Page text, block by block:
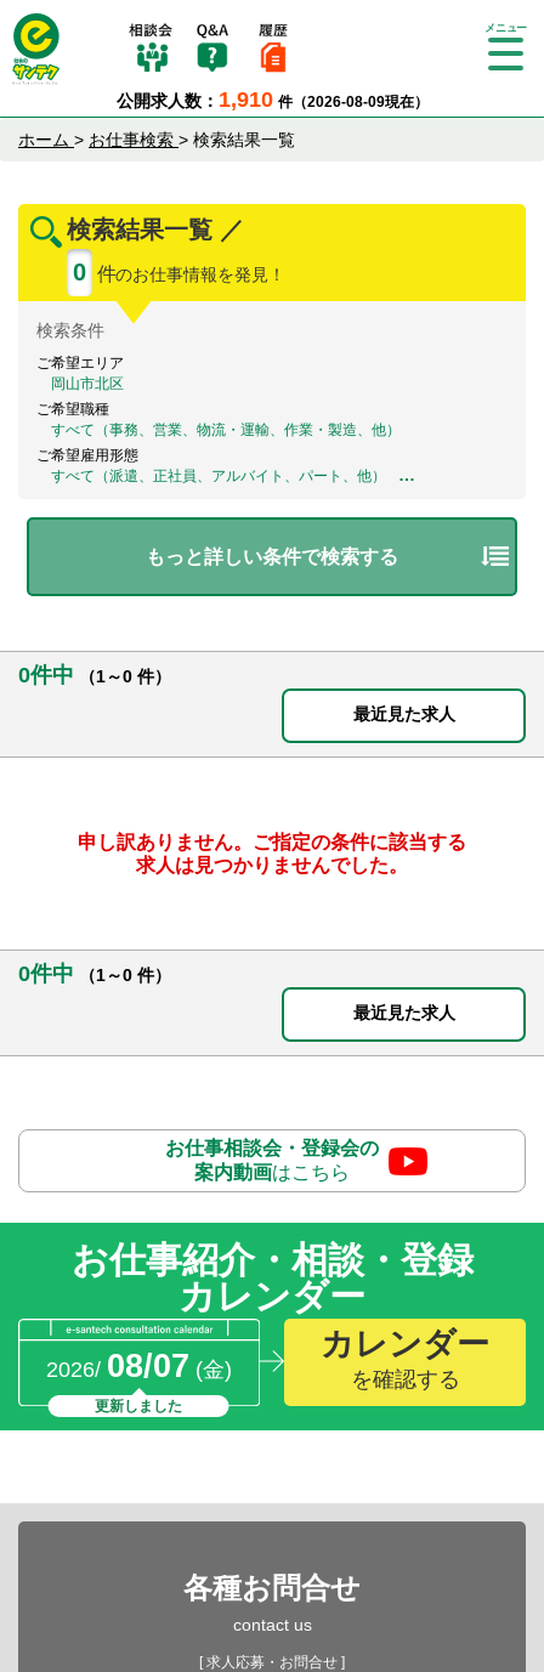
公開求人数： 1,910 件（2026-08-09現在）
Tog
ホーム > お仕事検索 > 検索結果一覧
検索結果一覧 ／
0 件のお仕事情報を発見！
検索条件
ご希望エリア
岡山市北区
ご希望職種
すべて（事務、営業、物流・運輸、作業・製造、他）
ご希望雇用形態
すべて（派遣、正社員、アルバイト、パート、他）
…
もっと詳しい条件で検索する
0件中
（1～0 件）
最近見た求人
申し訳ありません。ご指定の条件に該当する
求人は見つかりませんでした。
0件中
（1～0 件）
最近見た求人
お仕事相談会・登録会の
案内動画はこちら
お仕事紹介・相談・登録
カレンダー
2026/ 08/07 (金)
更新しました
カレンダー
を確認する
各種お問合せ
contact us
[ 求人応募・お問合せ ]